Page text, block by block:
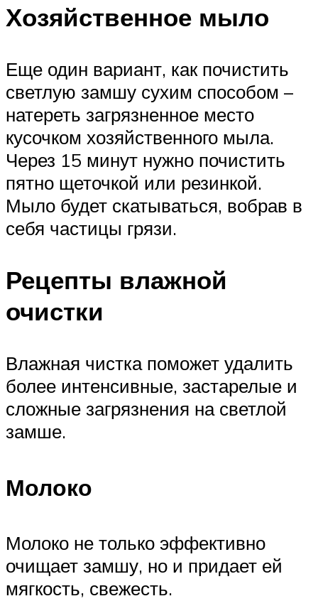
Хозяйственное мыло
Еще один вариант, как почистить
светлую замшу сухим способом –
натереть загрязненное место
кусочком хозяйственного мыла.
Через 15 минут нужно почистить
пятно щеточкой или резинкой.
Мыло будет скатываться, вобрав в
себя частицы грязи.
Рецепты влажной
очистки
Влажная чистка поможет удалить
более интенсивные, застарелые и
сложные загрязнения на светлой
замше.
Молоко
Молоко не только эффективно
очищает замшу, но и придает ей
мягкость, свежесть.